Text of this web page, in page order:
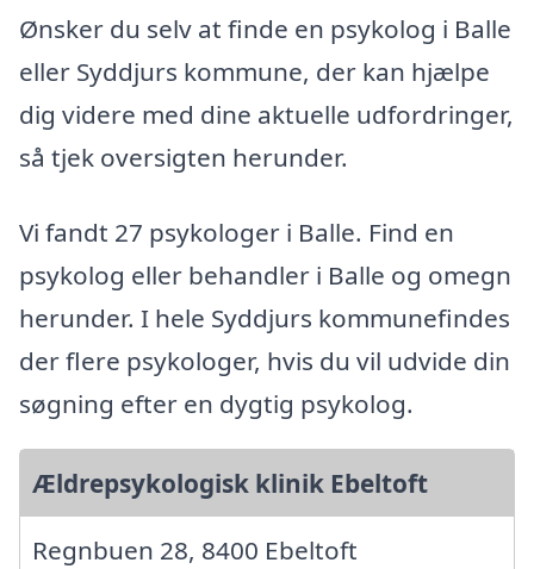
Ønsker du selv at finde en psykolog i Balle
eller Syddjurs kommune, der kan hjælpe
dig videre med dine aktuelle udfordringer,
så tjek oversigten herunder.
Vi fandt 27 psykologer i Balle. Find en
psykolog eller behandler i Balle og omegn
herunder. I hele Syddjurs kommunefindes
der flere psykologer, hvis du vil udvide din
søgning efter en dygtig psykolog.
Ældrepsykologisk klinik Ebeltoft
Regnbuen 28, 8400 Ebeltoft